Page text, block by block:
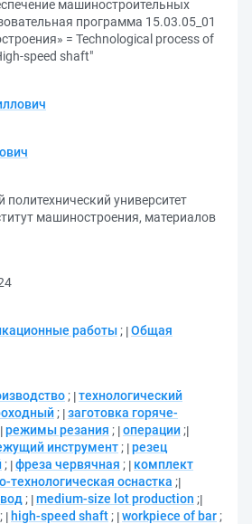
машиностроительных
программа 15.03.05_01
= Technological process of
speed shaft"
политехнический университет
машиностроения, материалов
работы ; Общая
; технологический
; заготовка горяче-
режимы резания ; операции ;
инструмент ; резец
; фреза червячная ;
комплект
технологическая оснастка ;
; medium-size lot production ;
; high-speed shaft ; workpiece of bar ;